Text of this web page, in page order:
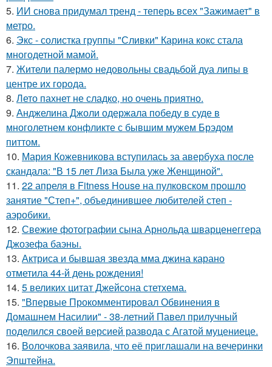
5. ИИ снова придумал тренд - теперь всех "Зажимает" в
метро.
6. Экс - солистка группы "Сливки" Карина кокс стала
многодетной мамой.
7. Жители палермо недовольны свадьбой дуа липы в
центре их города.
8. Лето пахнет не сладко, но очень приятно.
9. Анджелина Джоли одержала победу в суде в
многолетнем конфликте с бывшим мужем Брэдом
питтом.
10. Мария Кожевникова вступилась за авербуха после
скандала: "В 15 лет Лиза Была уже Женщиной".
11. 22 апреля в Fitness House на пулковском прошло
занятие "Степ+", объединившее любителей степ -
аэробики.
12. Свежие фотографии сына Арнольда шварценеггера
Джозефа баэны.
13. Актриса и бывшая звезда мма джина карано
отметила 44-й день рождения!
14. 5 великих цитат Джейсoна стетхема.
15. "Впервые Прокомментировал Обвинения в
Домашнем Насилии" - 38-летний Павел прилучный
поделился своей версией развода с Агатой муцениеце.
16. Волочкова заявила, что её приглашали на вечеринки
Эпштейна.